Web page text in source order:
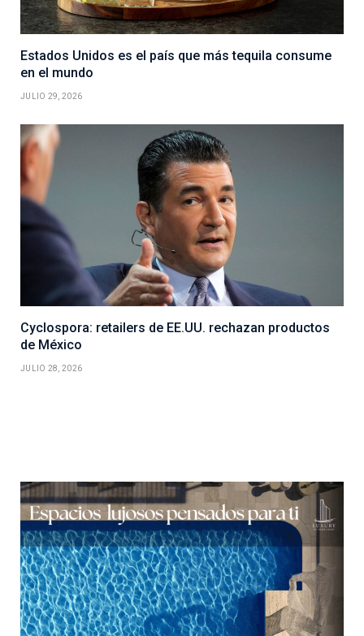
Estados Unidos es el país que más tequila consume
en el mundo
JULIO 29, 2026
Cyclospora: retailers de EE.UU. rechazan productos
de México
JULIO 28, 2026